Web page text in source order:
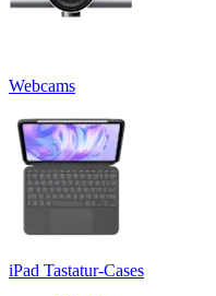
Webcams
iPad Tastatur-Cases